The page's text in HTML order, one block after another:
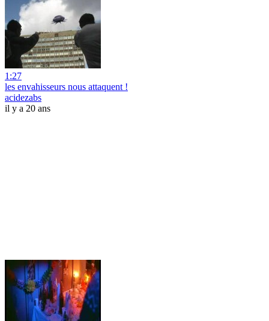
1:27
les envahisseurs nous attaquent !
acidezabs
il y a 20 ans